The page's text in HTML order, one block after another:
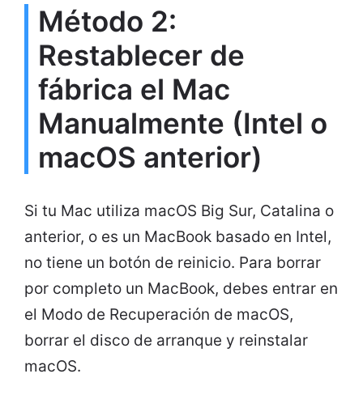
Método 2:
Restablecer de
fábrica el Mac
Manualmente (Intel o
macOS anterior)
Si tu Mac utiliza macOS Big Sur, Catalina o
anterior, o es un MacBook basado en Intel,
no tiene un botón de reinicio. Para borrar
por completo un MacBook, debes entrar en
el Modo de Recuperación de macOS,
borrar el disco de arranque y reinstalar
macOS.